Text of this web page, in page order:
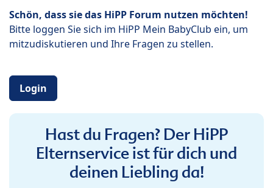
Schön, dass sie das HiPP Forum nutzen möchten!
Bitte loggen Sie sich im HiPP Mein BabyClub ein, um
mitzudiskutieren und Ihre Fragen zu stellen.
Login
Hast du Fragen? Der HiPP
Elternservice ist für dich und
deinen Liebling da!